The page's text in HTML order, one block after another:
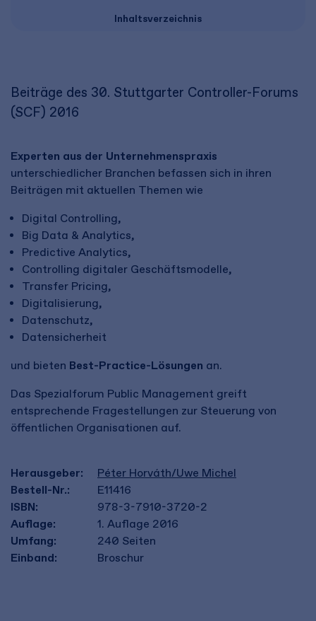
Inhaltsverzeichnis
Beiträge des 30. Stuttgarter Controller-Forums
(SCF) 2016
Experten aus der Unternehmenspraxis
unterschiedlicher Branchen befassen sich in ihren
Beiträgen mit aktuellen Themen wie
Digital Controlling,
Big Data & Analytics,
Predictive Analytics,
Controlling digitaler Geschäftsmodelle,
Transfer Pricing,
Digitalisierung,
Datenschutz,
Datensicherheit
und bieten Best-Practice-Lösungen an.
Das Spezialforum Public Management greift
entsprechende Fragestellungen zur Steuerung von
öffentlichen Organisationen auf.
Herausgeber:
Péter Horváth/Uwe Michel
Bestell-Nr.:
E11416
ISBN:
978-3-7910-3720-2
Auflage:
1. Auflage 2016
Umfang:
240 Seiten
Einband:
Broschur